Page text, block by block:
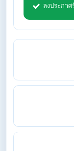
ลงประกา